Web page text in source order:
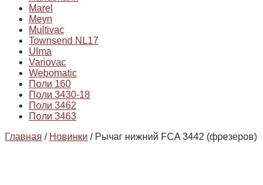
Marel
Meyn
Multivac
Townsend NL17
Ulma
Variovac
Webomatic
Поли 160
Поли 3430-18
Поли 3462
Поли 3463
Главная / Новинки / Рычаг нижний FCA 3442 (фрезеров)